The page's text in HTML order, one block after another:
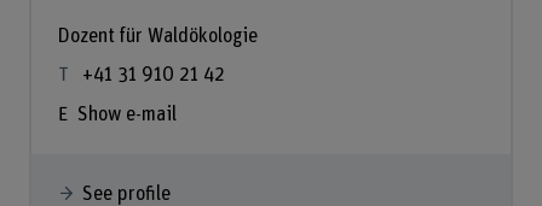
Dozent für Waldökologie
+41 31 910 21 42
Show e-mail
See profile